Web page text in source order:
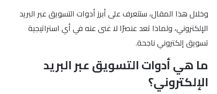
وخلال هذا المقال، ستتعرف على أبرز أدوات التسويق عبر البريد
الإلكتروني، ولماذا تعد عنصرًا لا غنى عنه في أي استراتيجية
تسويق إلكتروني ناجحة.
ما هي أدوات التسويق عبر البريد
الإلكتروني؟